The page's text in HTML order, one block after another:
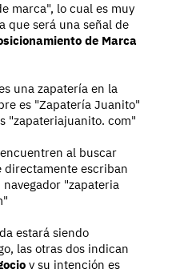
marca", lo cual es muy
que será una señal de
de Marca
una zapatería en la
es "Zapatería Juanito"
"zapateriajuanito. com"
al buscar
directamente escriban
"zapateria
estará siendo
las otras dos indican
y su intención es